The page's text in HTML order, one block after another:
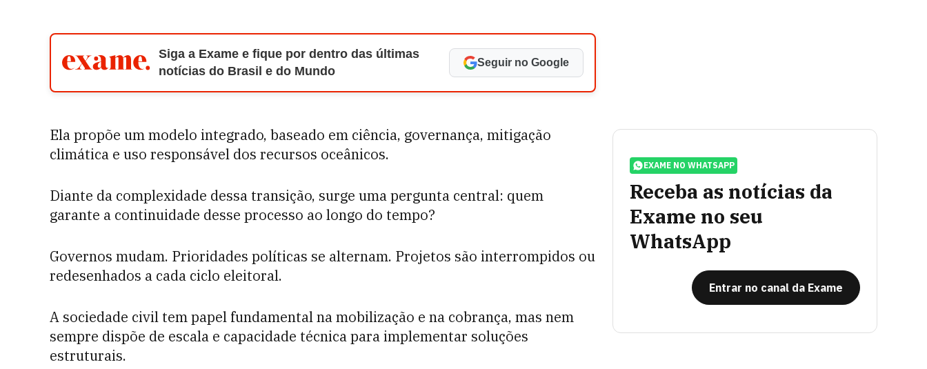
Siga a Exame e fique por dentro das últimas
notícias do Brasil e do Mundo
Seguir no Google
Ela propõe um modelo integrado, baseado em ciência, governança, mitigação
climática e uso responsável dos recursos oceânicos.
Diante da complexidade dessa transição, surge uma pergunta central: quem
garante a continuidade desse processo ao longo do tempo?
Governos mudam. Prioridades políticas se alternam. Projetos são interrompidos ou
redesenhados a cada ciclo eleitoral.
A sociedade civil tem papel fundamental na mobilização e na cobrança, mas nem
sempre dispõe de escala e capacidade técnica para implementar soluções
estruturais.
EXAME NO WHATSAPP
Receba as notícias da
Exame no seu
WhatsApp
Entrar no canal da Exame